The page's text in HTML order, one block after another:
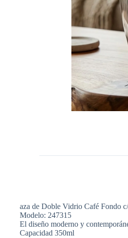
aza de Doble Vidrio Café Fondo
Modelo: 247315
El diseño moderno y
Capacidad 350ml